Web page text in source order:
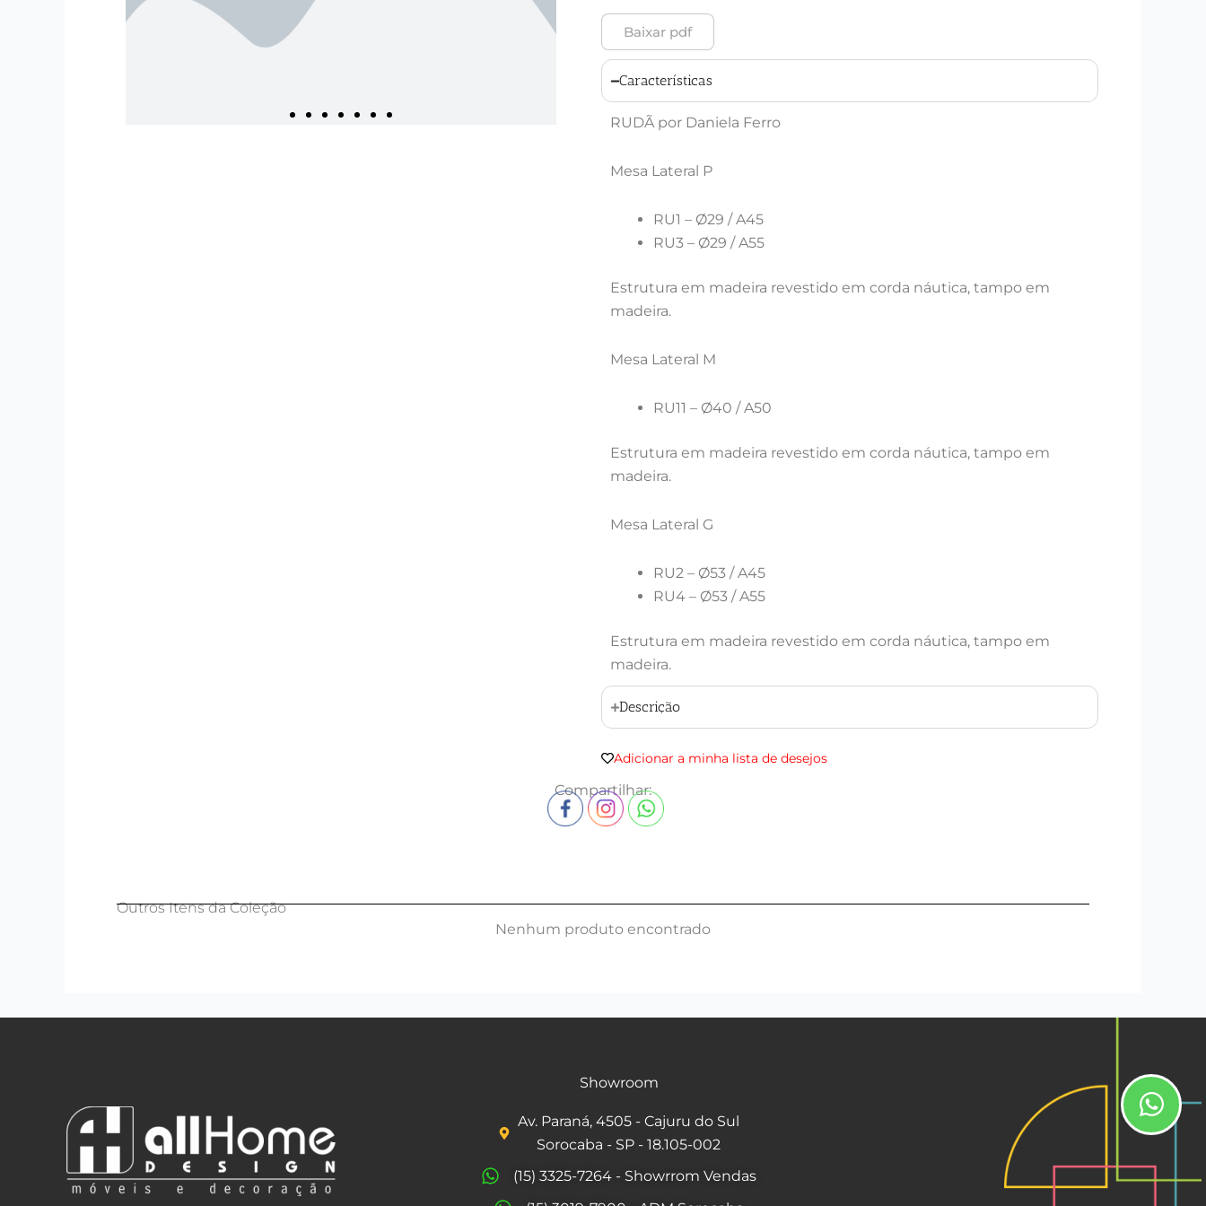
Baixar pdf
Características
RUDÃ por Daniela Ferro
Mesa Lateral P
RU1 – Ø29 / A45
RU3 – Ø29 / A55
Estrutura em madeira revestido em corda náutica, tampo em
madeira.
Mesa Lateral M
RU11 – Ø40 / A50
Estrutura em madeira revestido em corda náutica, tampo em
madeira.
Mesa Lateral G
RU2 – Ø53 / A45
RU4 – Ø53 / A55
Estrutura em madeira revestido em corda náutica, tampo em
madeira.
Descrição
Adicionar a minha lista de desejos
Compartilhar:
Outros Itens da Coleção
Nenhum produto encontrado
Showroom
Av. Paraná, 4505 - Cajuru do Sul
Sorocaba - SP - 18.105-002
(15) 3325-7264 - Showrrom Vendas